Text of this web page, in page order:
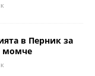
в Перник за
момче